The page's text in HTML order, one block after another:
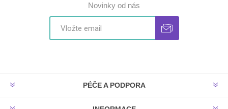
Novinky od nás
PÉČE A PODPORA